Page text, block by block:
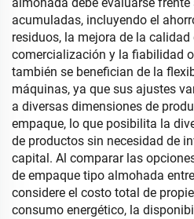
acumuladas, incluyendo el
residuos, la mejora de la
comercialización y la fiabilidad
también se benefician de la
máquinas, ya que sus ajustes
a diversas dimensiones de
empaque, lo que posibilita la
de productos sin necesidad de
capital. Al comparar las
de empaque tipo almohada
considere el costo total de
consumo energético, la